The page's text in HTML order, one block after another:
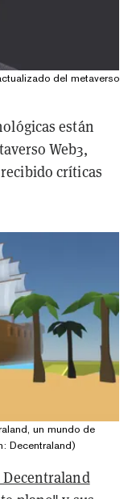
del metaverso
están
Web3,
críticas
un mundo de
Decentraland)